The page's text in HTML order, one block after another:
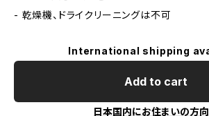
- 乾燥機、ドライクリーニングは不可
International shipping
Add to cart
日本国内にお住まいの方